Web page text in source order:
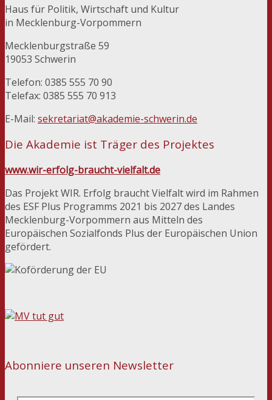
Haus für Politik, Wirtschaft und Kultur
in Mecklenburg-Vorpommern
Mecklenburgstraße 59
19053 Schwerin
Telefon: 0385 555 70 90
Telefax: 0385 555 70 913
E-Mail: sekretariat@akademie-schwerin.de
Die Akademie ist Träger des Projektes
www.wir-erfolg-braucht-vielfalt.de
Das Projekt WIR. Erfolg braucht Vielfalt wird im Rahmen
des ESF Plus Programms 2021 bis 2027 des Landes
Mecklenburg-Vorpommern aus Mitteln des
Europäischen Sozialfonds Plus der Europäischen Union
gefördert.
Abonniere unseren Newsletter